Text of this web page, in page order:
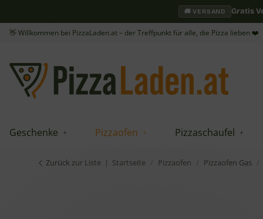
🚚 VERSAND Gratis
👋 Willkommen bei PizzaLaden.at – der Treffpunkt für alle, die Pizza lieben ❤️
Geschenke Pizzaofen Pizzaschaufel
Zurück zur Liste Startseite Pizzaofen Pizzaofen Gas